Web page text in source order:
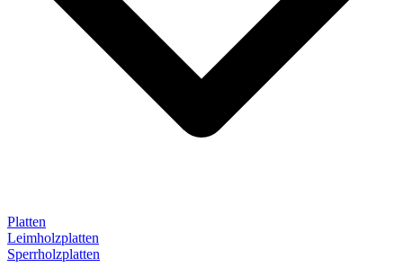
Platten
Leimholzplatten
Sperrholzplatten